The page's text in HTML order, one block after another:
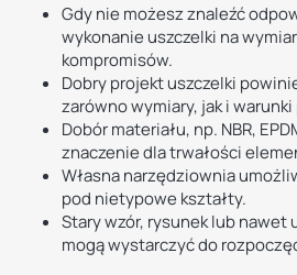
Gdy nie możesz znaleźć
wykonanie uszczelki na
kompromisów.
Dobry projekt uszczelki
zarówno wymiary, jak i warunki
Dobór materiału, np. NBR,
znaczenie dla trwałości
Własna narzędziownia
pod nietypowe kształty.
Stary wzór, rysunek lub nawet
mogą wystarczyć do